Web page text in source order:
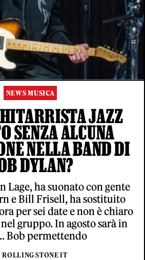
NEWS MUSICA
JAZZ
SENZA ALCUNA
NELLA BAND DI
DYLAN?
Lage, ha suonato con gente
e Bill Frisell, ha sostituito
per sei date e non è chiaro
gruppo. In agosto sarà in
Bob permettendo
ROLLING STONE IT